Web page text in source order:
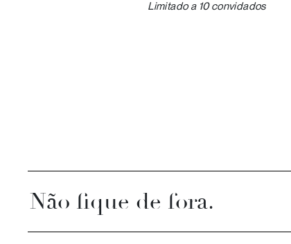
Limitado a 10 convidados
Não fique de fora.